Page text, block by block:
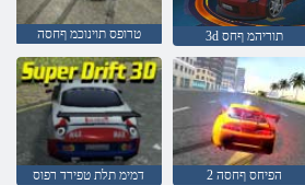
טרופס תוינוכמ ףחסה 3d תוריהמ ףחס
דמימ תלת טפירד רפוס 2 הפיחס ףחסה